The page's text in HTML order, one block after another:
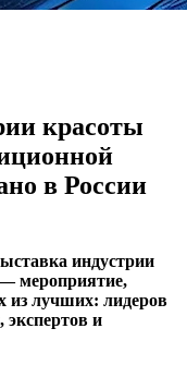
красоты
в России
индустрии
мероприятие,
из лучших: лидеров
экспертов и